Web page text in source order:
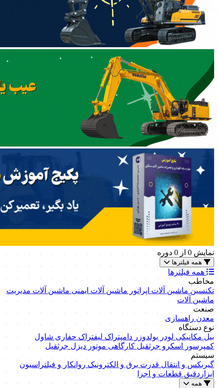
نمایش0 از 0 دوره
همه فیلترها
همه فیلترها
مخاطب
تکنسین ماشین آلات اپراتور ماشین آلات ایمنی ماشین آلات مدیریت
ماشین آلات
صنعت
معدن راهسازی
نوع دستگاه
بیل مکانیکی لودر بولدوزردامپتراک لیفتراک حفاری شاول
کمپرسور اسکرو جرثقیل کارگاهی موتور دیزل جرثقیل
سیستم
گیربکس و انتقال قدرت برق و الکترونیک روانکار و فیلتراسیون
ابزاردقیق قطعات و اجزا
همه